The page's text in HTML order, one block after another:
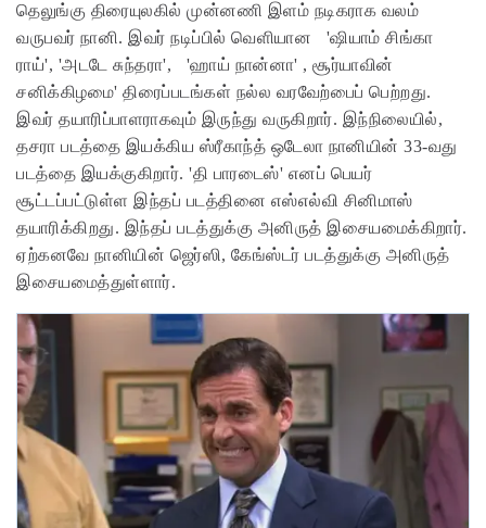
தெலுங்கு திரையுலகில் முன்னணி இளம் நடிகராக வலம்
வருபவர் நானி. இவர் நடிப்பில் வெளியான 'ஷியாம் சிங்கா
ராய்', 'அடடே சுந்தரா', 'ஹாய் நான்னா' , சூர்யாவின்
சனிக்கிழமை' திரைப்படங்கள் நல்ல வரவேற்பைப் பெற்றது.
இவர் தயாரிப்பாளராகவும் இருந்து வருகிறார். இந்நிலையில்,
தசரா படத்தை இயக்கிய ஸ்ரீகாந்த் ஒடேலா நானியின் 33-வது
படத்தை இயக்குகிறார். 'தி பாரடைஸ்' எனப் பெயர்
சூட்டப்பட்டுள்ள இந்தப் படத்தினை எஸ்எல்வி சினிமாஸ்
தயாரிக்கிறது. இந்தப் படத்துக்கு அனிருத் இசையமைக்கிறார்.
ஏற்கனவே நானியின் ஜெர்ஸி, கேங்ஸ்டர் படத்துக்கு அனிருத்
இசையமைத்துள்ளார்.